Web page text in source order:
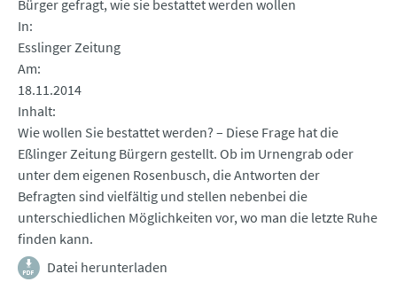
Bürger gefragt, wie sie bestattet werden wollen
In
Esslinger Zeitung
Am
18.11.2014
Inhalt
Wie wollen Sie bestattet werden? – Diese Frage hat die
Eßlinger Zeitung Bürgern gestellt. Ob im Urnengrab oder
unter dem eigenen Rosenbusch, die Antworten der
Befragten sind vielfältig und stellen nebenbei die
unterschiedlichen Möglichkeiten vor, wo man die letzte Ruhe
finden kann.
Datei herunterladen